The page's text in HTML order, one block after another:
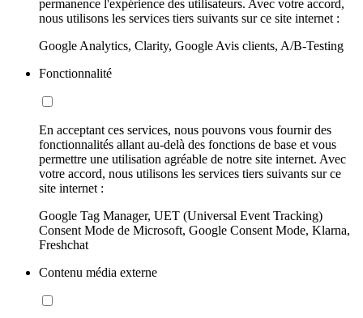
permanence l'expérience des utilisateurs. Avec votre accord,
nous utilisons les services tiers suivants sur ce site internet :
Google Analytics, Clarity, Google Avis clients, A/B-Testing
Fonctionnalité
En acceptant ces services, nous pouvons vous fournir des
fonctionnalités allant au-delà des fonctions de base et vous
permettre une utilisation agréable de notre site internet. Avec
votre accord, nous utilisons les services tiers suivants sur ce
site internet :
Google Tag Manager, UET (Universal Event Tracking)
Consent Mode de Microsoft, Google Consent Mode, Klarna,
Freshchat
Contenu média externe